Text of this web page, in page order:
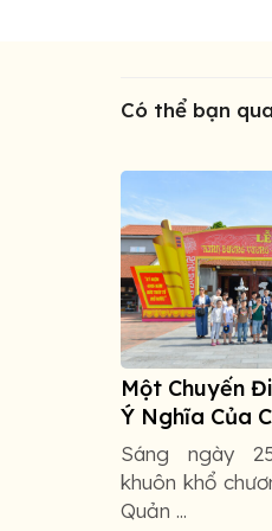
Có thể bạn
Khai Giảng
Dục Quản Trị
2026 – Kiến
Tổng Thể
Trị Nhí” Bảo
Sáng ngày 16/
ty Cổ phần
Minh ...